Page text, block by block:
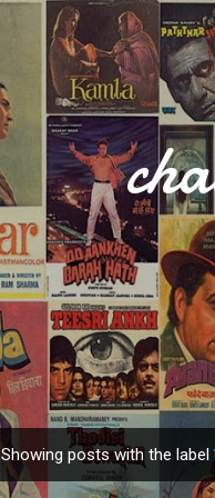
Showing posts with the label